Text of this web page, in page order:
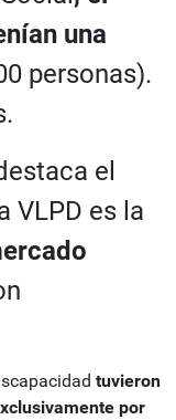
una
personas).
el
VLPD es la
tuvieron
por